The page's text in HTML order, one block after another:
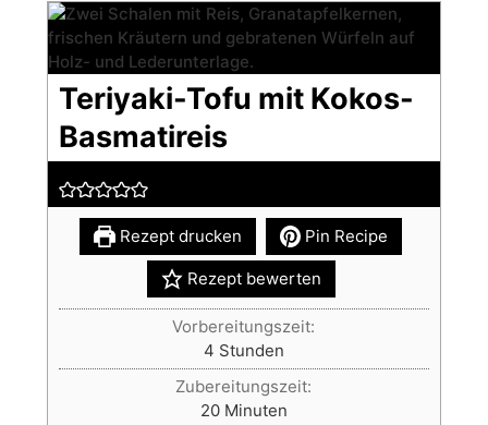
Teriyaki-Tofu mit Kokos-
Basmatireis
Rezept drucken Pin Recipe
Rezept bewerten
Vorbereitungszeit:
4Stunden
Stunden
Zubereitungszeit:
20Minuten
Minuten